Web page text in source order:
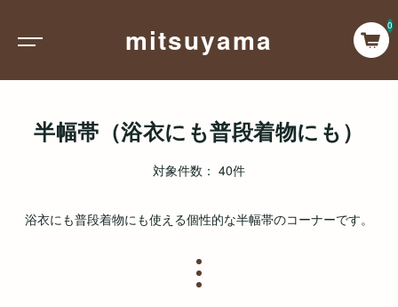
mitsuyama 0
半幅帯（浴衣にも普段着物にも）
対象件数： 40件
浴衣にも普段着物にも使える個性的な半幅帯のコーナーです。